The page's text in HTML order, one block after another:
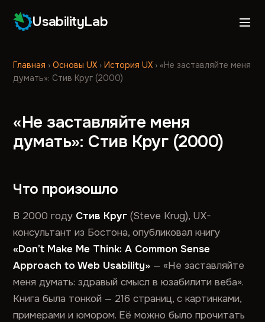
UsabilityLab
Главная ›Основы UX ›История UX ›«Не заставляйте меня
думать»: Стив Круг (2000)
«Не заставляйте меня
думать»: Стив Круг (2000)
Что произошло
В 2000 году Стив Круг (Steve Krug), UX-
консультант из Бостона, опубликовал книгу
«Don’t Make Me Think: A Common Sense
Approach to Web Usability» — «Не заставляйте
меня думать: здравый смысл в юзабилити веба».
Книга была тонкой — 216 страниц, с картинками,
примерами и юмором. Её можно было прочитать